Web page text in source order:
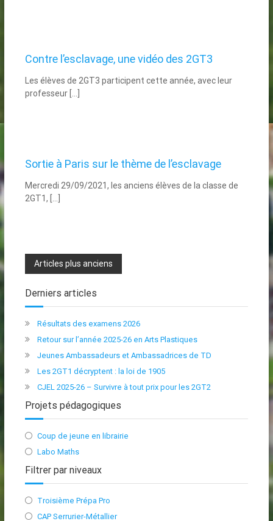
Contre l’esclavage, une vidéo des 2GT3
Les élèves de 2GT3 participent cette année, avec leur
professeur […]
Sortie à Paris sur le thème de l’esclavage
Mercredi 29/09/2021, les anciens élèves de la classe de
2GT1, […]
Navigation
articles
Articles plus anciens
Derniers articles
Résultats des examens 2026
Retour sur l’année 2025-26 en Arts Plastiques
Jeunes Ambassadeurs et Ambassadrices de TD
Les 2GT1 décryptent : la loi de 1905
CJEL 2025-26 – Survivre à tout prix pour les 2GT2
Projets pédagogiques
Coup de jeune en librairie
Labo Maths
Filtrer par niveaux
Troisième Prépa Pro
CAP Serrurier-Métallier